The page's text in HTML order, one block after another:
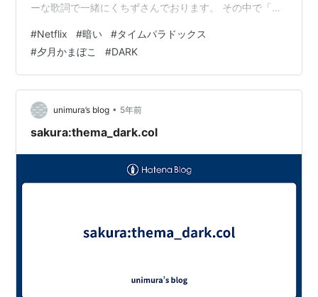
ーな歌詞で一緒にくちずさんでおります。 その中で「未
「通販の曲みたい」だというと 父の慧眼（？）に娘が喜
んでおりました。 （サビの♪ ミュージアム〜ミュージア
ムというところが ♪ ジャーぱねっと、じゃぱねっとと似
てる？） それで調子に乗って 「小学生の時、音楽の時間
に『ペルシャの市場から』という曲を聴いていたら 『♪
ゆ…
#Netflix #暗い #タイムパラドックス
#夕月かまぼこ #DARK
unimura’s blog • 5年前
sakura:thema_dark.col